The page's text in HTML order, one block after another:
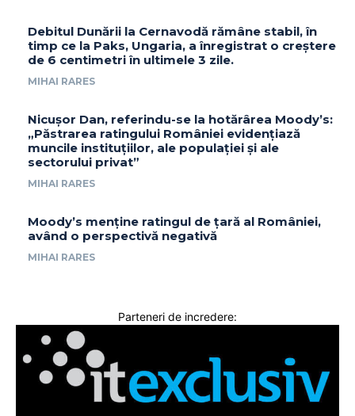
Debitul Dunării la Cernavodă rămâne stabil, în
timp ce la Paks, Ungaria, a înregistrat o creștere
de 6 centimetri în ultimele 3 zile.
MIHAI RARES
Nicușor Dan, referindu-se la hotărârea Moody’s:
„Păstrarea ratingului României evidențiază
muncile instituțiilor, ale populației și ale
sectorului privat”
MIHAI RARES
Moody’s menține ratingul de țară al României,
având o perspectivă negativă
MIHAI RARES
Parteneri de incredere: